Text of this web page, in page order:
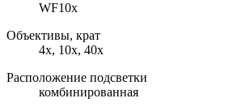
WF10x
Объективы, крат
4х, 10х, 40х
Расположение подсветки
комбинированная